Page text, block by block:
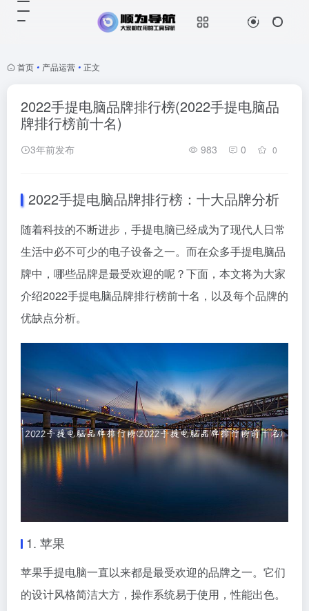
首页 • 产品运营 • 正文
2022手提电脑品牌排行榜(2022手提电脑品
牌排行榜前十名)
3年前发布 983 0 0
2022手提电脑品牌排行榜：十大品牌分析
随着科技的不断进步，手提电脑已经成为了现代人日常
生活中必不可少的电子设备之一。而在众多手提电脑品
牌中，哪些品牌是最受欢迎的呢？下面，本文将为大家
介绍2022手提电脑品牌排行榜前十名，以及每个品牌的
优缺点分析。
1. 苹果
苹果手提电脑一直以来都是最受欢迎的品牌之一。它们
的设计风格简洁大方，操作系统易于使用，性能出色。